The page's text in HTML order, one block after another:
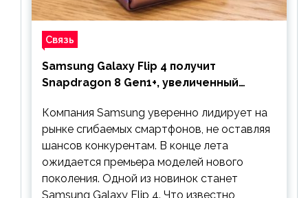
Связь
Samsung Galaxy Flip 4 получит
Snapdragon 8 Gen1+, увеличенный
предшественника
Компания Samsung уверенно лидирует на
рынке сгибаемых смартфонов, не оставляя
шансов конкурентам. В конце лета
ожидается премьера моделей нового
поколения. Одной из новинок станет
Samsung Galaxy Flip 4. Что известно